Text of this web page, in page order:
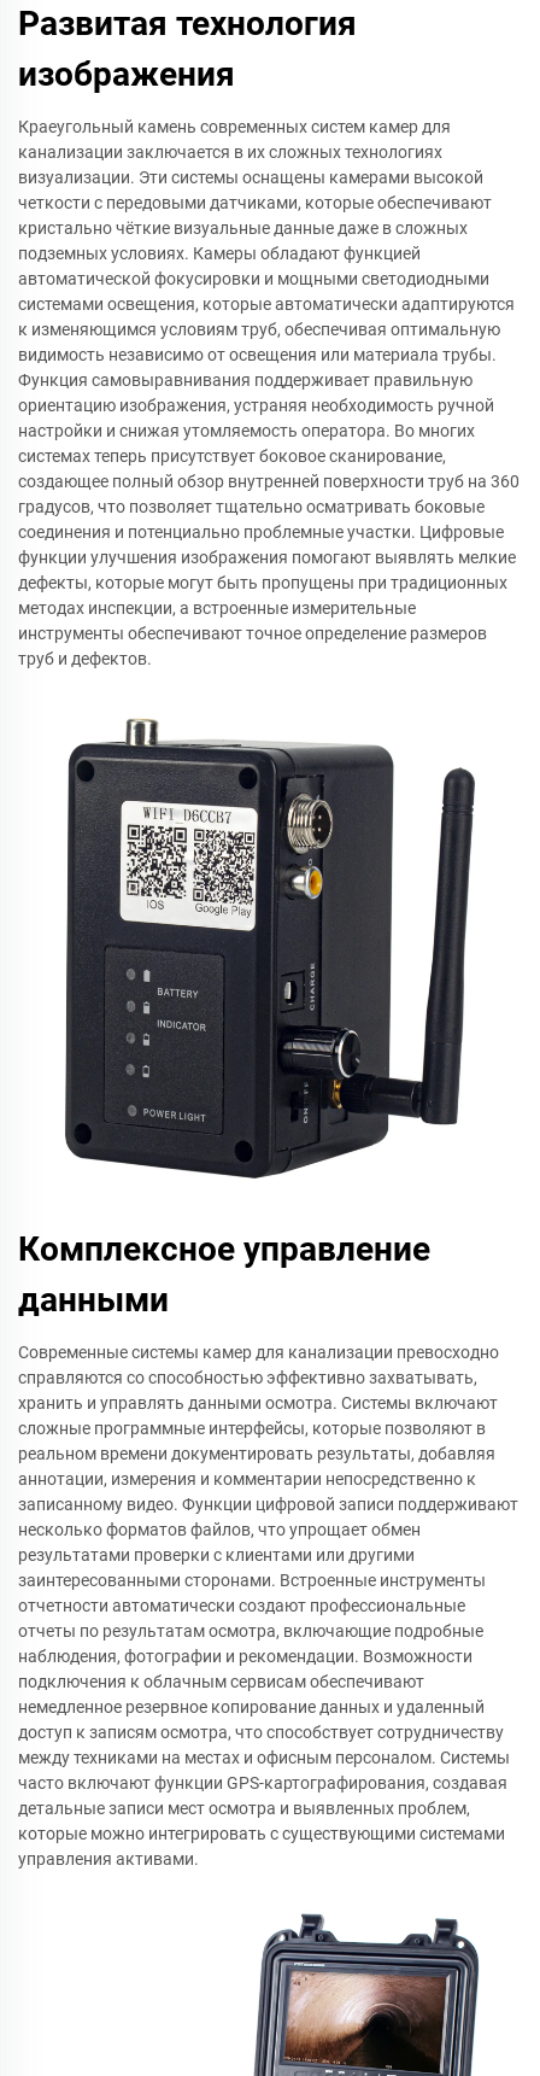
Развитая технология
изображения
Краеугольный камень современных систем камер для
канализации заключается в их сложных технологиях
визуализации. Эти системы оснащены камерами высокой
четкости с передовыми датчиками, которые обеспечивают
кристально чёткие визуальные данные даже в сложных
подземных условиях. Камеры обладают функцией
автоматической фокусировки и мощными светодиодными
системами освещения, которые автоматически адаптируются
к изменяющимся условиям труб, обеспечивая оптимальную
видимость независимо от освещения или материала трубы.
Функция самовыравнивания поддерживает правильную
ориентацию изображения, устраняя необходимость ручной
настройки и снижая утомляемость оператора. Во многих
системах теперь присутствует боковое сканирование,
создающее полный обзор внутренней поверхности труб на 360
градусов, что позволяет тщательно осматривать боковые
соединения и потенциально проблемные участки. Цифровые
функции улучшения изображения помогают выявлять мелкие
дефекты, которые могут быть пропущены при традиционных
методах инспекции, а встроенные измерительные
инструменты обеспечивают точное определение размеров
труб и дефектов.
Комплексное управление
данными
Современные системы камер для канализации превосходно
справляются со способностью эффективно захватывать,
хранить и управлять данными осмотра. Системы включают
сложные программные интерфейсы, которые позволяют в
реальном времени документировать результаты, добавляя
аннотации, измерения и комментарии непосредственно к
записанному видео. Функции цифровой записи поддерживают
несколько форматов файлов, что упрощает обмен
результатами проверки с клиентами или другими
заинтересованными сторонами. Встроенные инструменты
отчетности автоматически создают профессиональные
отчеты по результатам осмотра, включающие подробные
наблюдения, фотографии и рекомендации. Возможности
подключения к облачным сервисам обеспечивают
немедленное резервное копирование данных и удаленный
доступ к записям осмотра, что способствует сотрудничеству
между техниками на местах и офисным персоналом. Системы
часто включают функции GPS-картографирования, создавая
детальные записи мест осмотра и выявленных проблем,
которые можно интегрировать с существующими системами
управления активами.